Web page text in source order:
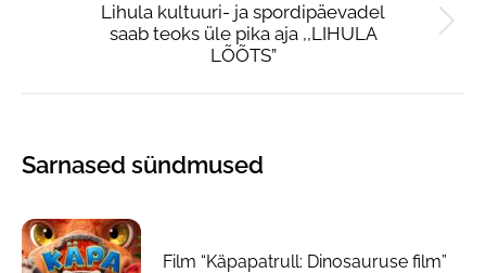
Next
post:
Lihula kultuuri- ja spordipäevadel
saab teoks üle pika aja ,,LIHULA
LÕÕTS”
Sarnased sündmused
Film “Käpapatrull: Dinosauruse film”